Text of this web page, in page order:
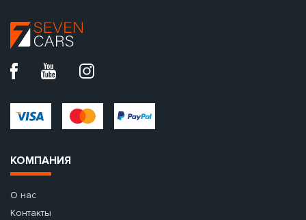
КОМПАНИЯ
О нас
Контакты